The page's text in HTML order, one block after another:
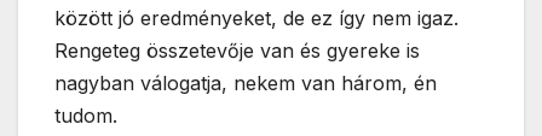
között jó eredményeket, de ez így nem igaz.
Rengeteg összetevője van és gyereke is
nagyban válogatja, nekem van három, én
tudom.